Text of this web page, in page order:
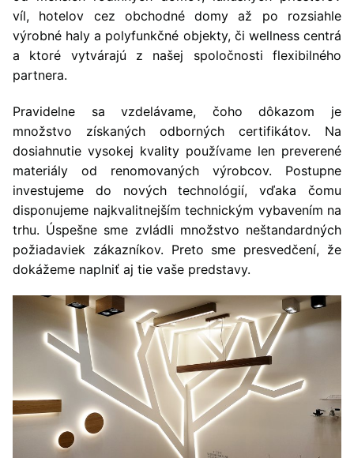
víl, hotelov cez obchodné domy až po rozsiahle
výrobné haly a polyfunkčné objekty, či wellness centrá
a ktoré vytvárajú z našej spoločnosti flexibilného
partnera.
Pravidelne sa vzdelávame, čoho dôkazom je
množstvo získaných odborných certifikátov. Na
dosiahnutie vysokej kvality používame len preverené
materiály od renomovaných výrobcov. Postupne
investujeme do nových technológií, vďaka čomu
disponujeme najkvalitnejším technickým vybavením na
trhu. Úspešne sme zvládli množstvo neštandardných
požiadaviek zákazníkov. Preto sme presvedčení, že
dokážeme naplniť aj tie vaše predstavy.